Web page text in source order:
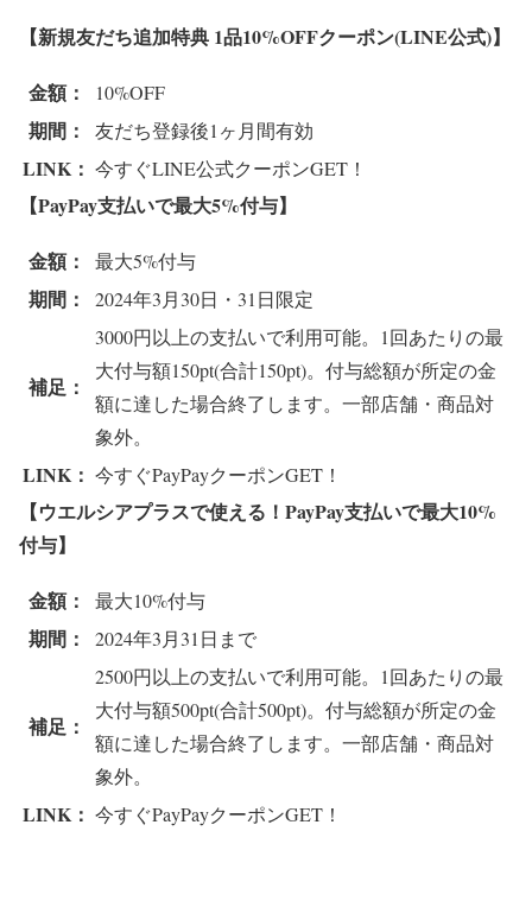
【新規友だち追加特典 1品10%OFFクーポン(LINE公式)】
金額： 10%OFF
期間： 友だち登録後1ヶ月間有効
LINK： 今すぐLINE公式クーポンGET！
【PayPay支払いで最大5%付与】
金額： 最大5%付与
期間： 2024年3月30日・31日限定
補足：
3000円以上の支払いで利用可能。1回あたりの最
大付与額150pt(合計150pt)。付与総額が所定の金
額に達した場合終了します。一部店舗・商品対
象外。
LINK： 今すぐPayPayクーポンGET！
【ウエルシアプラスで使える！PayPay支払いで最大10%
付与】
金額： 最大10%付与
期間： 2024年3月31日まで
補足：
2500円以上の支払いで利用可能。1回あたりの最
大付与額500pt(合計500pt)。付与総額が所定の金
額に達した場合終了します。一部店舗・商品対
象外。
LINK： 今すぐPayPayクーポンGET！